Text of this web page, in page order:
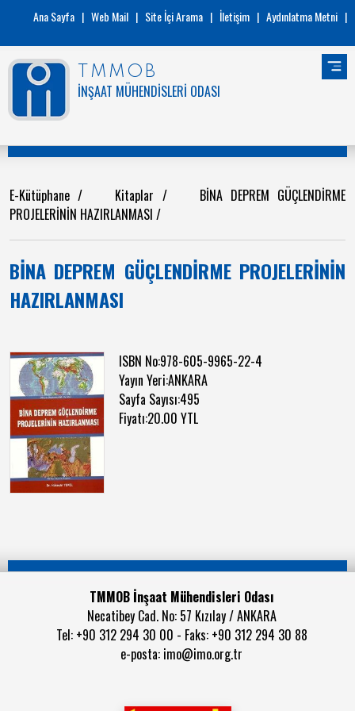
Ana Sayfa | Web Mail | Site İçi Arama | İletişim | Aydınlatma Metni |
TMMOB
İNŞAAT MÜHENDİSLERİ ODASI
E-Kütüphane/ Kitaplar / BİNA DEPREM GÜÇLENDİRME
PROJELERİNİN HAZIRLANMASI /
BİNA DEPREM GÜÇLENDİRME PROJELERİNİN
HAZIRLANMASI
ISBN No:978-605-9965-22-4
Yayın Yeri:ANKARA
Sayfa Sayısı:495
Fiyatı:20.00 YTL
TMMOB İnşaat Mühendisleri Odası
Necatibey Cad. No: 57 Kızılay / ANKARA
Tel: +90 312 294 30 00 - Faks: +90 312 294 30 88
e-posta: imo@imo.org.tr